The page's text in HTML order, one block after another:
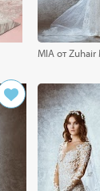
MIA от Zuhair